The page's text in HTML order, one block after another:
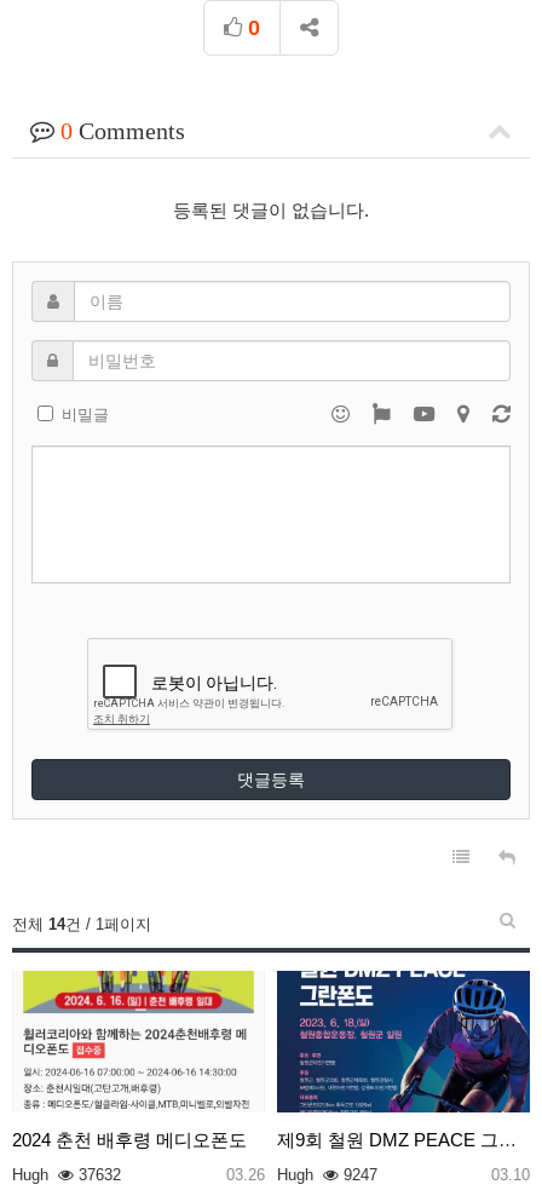
0
0 Comments
등록된 댓글이 없습니다.
비밀글
댓글등록
전체 14건 / 1페이지
2024 춘천 배후령 메디오폰도
Hugh 37632 03.26
제9회 철원 DMZ PEACE 그란폰도
Hugh 9247 03.10